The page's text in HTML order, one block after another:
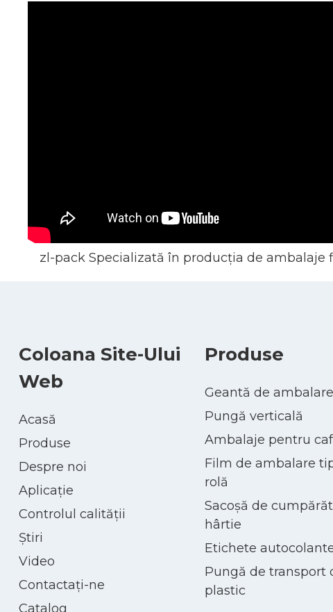
zl-pack Specializată în producția de ambalaje
Coloana Site-Ului
Web
Acasă
Produse
Despre noi
Aplicație
Controlul calității
Ştiri
Video
Contactaţi-ne
Catalog
Produse
Geantă de
Pungă verticală
Ambalaje pentru
Film de ambalare
rolă
Sacoșă de
hârtie
Etichete
Pungă de transport
plastic